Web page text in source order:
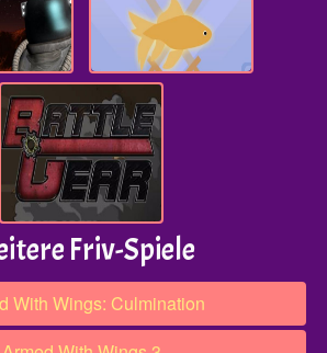
Friv-Spiele
With Wings: Culmination